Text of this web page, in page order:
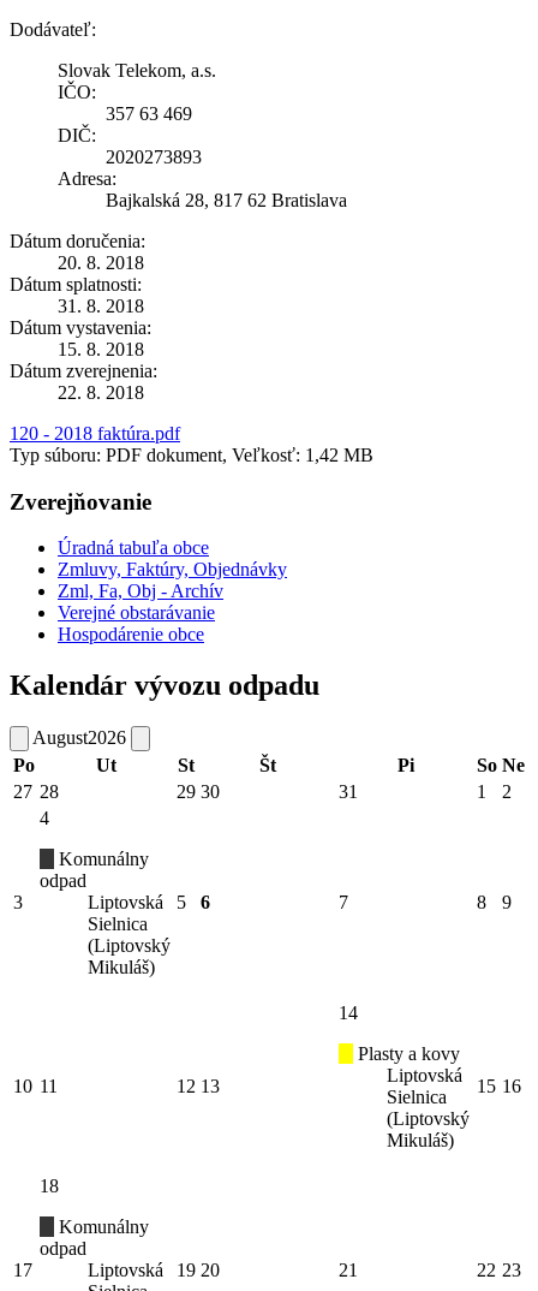
Dodávateľ:
Slovak Telekom, a.s.
IČO:
357 63 469
DIČ:
2020273893
Adresa:
Bajkalská 28, 817 62 Bratislava
Dátum doručenia:
20. 8. 2018
Dátum splatnosti:
31. 8. 2018
Dátum vystavenia:
15. 8. 2018
Dátum zverejnenia:
22. 8. 2018
120 - 2018 faktúra.pdf
Typ súboru: PDF dokument, Veľkosť: 1,42 MB
Zverejňovanie
Úradná tabuľa obce
Zmluvy, Faktúry, Objednávky
Zml, Fa, Obj - Archív
Verejné obstarávanie
Hospodárenie obce
Kalendár vývozu odpadu
August2026
Po
Ut St Št Pi So Ne
27 28 29 30 31 1 2
3
4
Komunálny
odpad
Liptovská
Sielnica
(Liptovský
Mikuláš)
5 6 7 8 9
10 11 12 13
14
Plasty a kovy
Liptovská
Sielnica
(Liptovský
Mikuláš)
15 16
17
18
Komunálny
odpad
Liptovská
19 20 21 22 23